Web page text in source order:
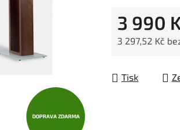
3 990
3 297,52 Kč
Tisk
DOPRAVA ZDARMA